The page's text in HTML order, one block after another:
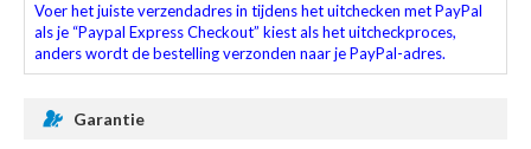
Voer het juiste verzendadres in tijdens het uitchecken met PayPal
als je “Paypal Express Checkout” kiest als het uitcheckproces,
anders wordt de bestelling verzonden naar je PayPal-adres.
Garantie